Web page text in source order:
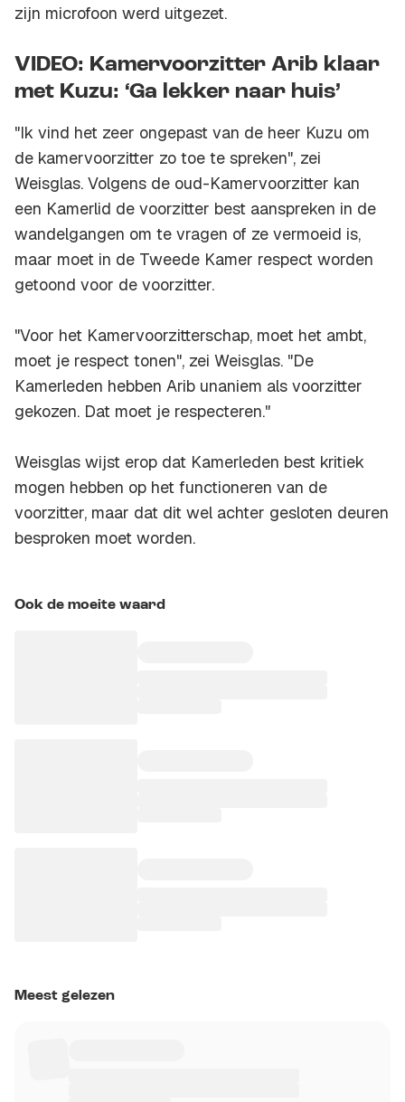
zijn microfoon werd uitgezet.
VIDEO: Kamervoorzitter Arib klaar
met Kuzu: ‘Ga lekker naar huis’
"Ik vind het zeer ongepast van de heer Kuzu om
de kamervoorzitter zo toe te spreken", zei
Weisglas. Volgens de oud-Kamervoorzitter kan
een Kamerlid de voorzitter best aanspreken in de
wandelgangen om te vragen of ze vermoeid is,
maar moet in de Tweede Kamer respect worden
getoond voor de voorzitter.
"Voor het Kamervoorzitterschap, moet het ambt,
moet je respect tonen", zei Weisglas. "De
Kamerleden hebben Arib unaniem als voorzitter
gekozen. Dat moet je respecteren."
Weisglas wijst erop dat Kamerleden best kritiek
mogen hebben op het functioneren van de
voorzitter, maar dat dit wel achter gesloten deuren
besproken moet worden.
Ook de moeite waard
Meest gelezen